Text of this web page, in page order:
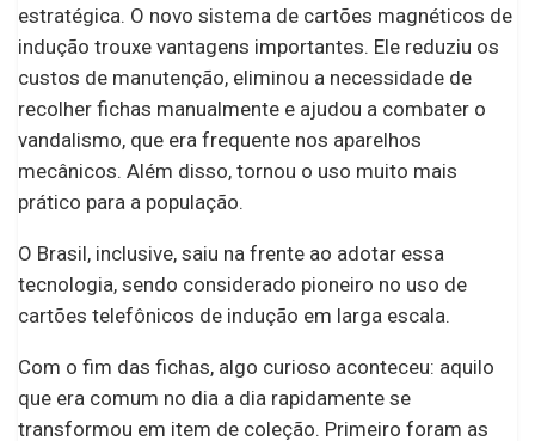
estratégica. O novo sistema de cartões magnéticos de
indução trouxe vantagens importantes. Ele reduziu os
custos de manutenção, eliminou a necessidade de
recolher fichas manualmente e ajudou a combater o
vandalismo, que era frequente nos aparelhos
mecânicos. Além disso, tornou o uso muito mais
prático para a população.
O Brasil, inclusive, saiu na frente ao adotar essa
tecnologia, sendo considerado pioneiro no uso de
cartões telefônicos de indução em larga escala.
Com o fim das fichas, algo curioso aconteceu: aquilo
que era comum no dia a dia rapidamente se
transformou em item de coleção. Primeiro foram as